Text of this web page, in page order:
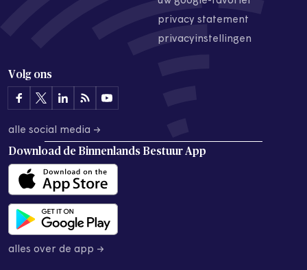
privacy statement
privacyinstellingen
Volg ons
alle social media →
Download de Binnenlands Bestuur App
alles over de app →